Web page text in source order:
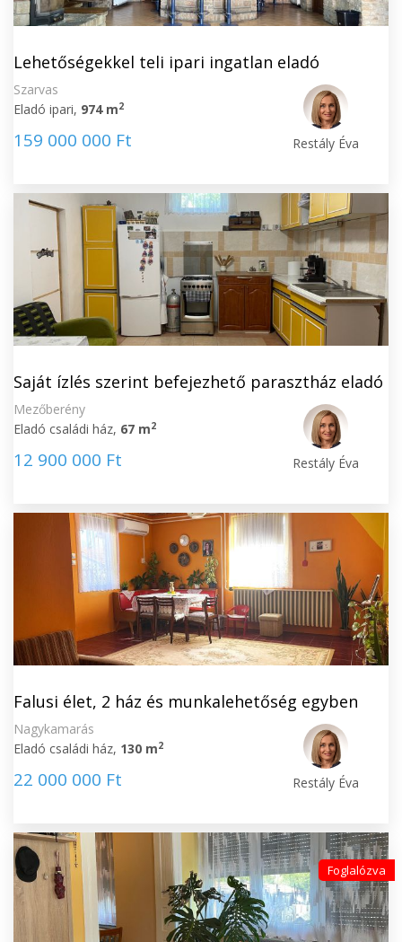
Lehetőségekkel teli ipari ingatlan eladó
Szarvas
Eladó ipari, 974 m2
159 000 000 Ft Restály Éva
Saját ízlés szerint befejezhető parasztház eladó
Mezőberény
Eladó családi ház, 67 m2
12 900 000 Ft Restály Éva
Falusi élet, 2 ház és munkalehetőség egyben
Nagykamarás
Eladó családi ház, 130 m2
22 000 000 Ft Restály Éva
Foglalózva